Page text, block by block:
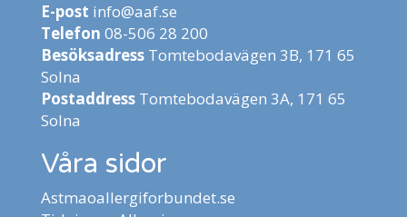
E-post info@aaf.se
Telefon 08-506 28 200
Besöksadress Tomtebodavägen 3B, 171 65
Solna
Postaddress Tomtebodavägen 3A, 171 65
Solna
Våra sidor
Astmaoallergiforbundet.se